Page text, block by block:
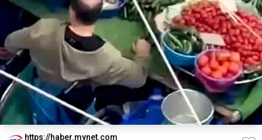
https://haber.mynet.com